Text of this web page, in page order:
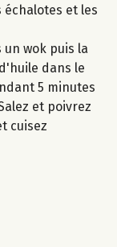
et les
wok puis la
dans le
5 minutes
et poivrez
cuisez